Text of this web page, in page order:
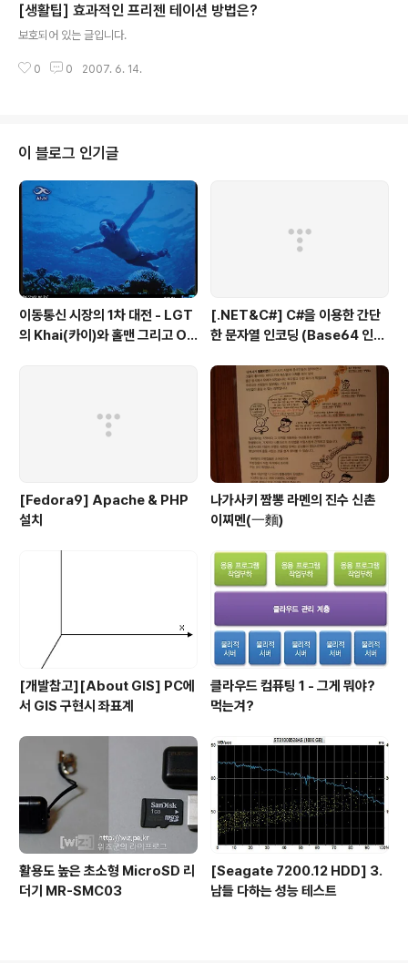
람에게 그때 그때 다른 모양의 자음을 쓴다는 것은 무리한 요구다. 꾸준히 정성
들여 글씨를 바꿀 수 있지만 글씨를 결합하는 방법을 알고 나면 까마득했던 긴
[생활팁] 효과적인 프리젠 테이션 방법은?
보호되어 있는 글입니다.
0 0 2007. 6. 14.
이 블로그 인기글
이동통신 시장의 1차 대전 - LGT
의 Khai(카이)와 홀맨 그리고 OZ
[.NET&C#] C#을 이용한 간단
한 문자열 인코딩 (Base64 인코
[Fedora9] Apache & PHP
설치
나가사키 짬뽕 라멘의 진수 신촌
이찌멘(一麵)
[개발참고][About GIS] PC에
서 GIS 구현시 좌표계
클라우드 컴퓨팅 1 - 그게 뭐야?
먹는겨?
활용도 높은 초소형 MicroSD 리
더기 MR-SMC03
[Seagate 7200.12 HDD] 3.
남들 다하는 성능 테스트